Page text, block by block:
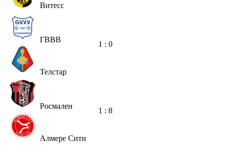
Витесс
ГВВВ
Телстар
1 : 0
Росмален
Алмере Сити
1 : 8